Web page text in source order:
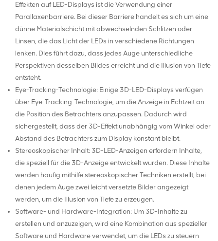
Effekten auf LED-Displays ist die Verwendung einer
Parallaxenbarriere. Bei dieser Barriere handelt es sich um eine
dünne Materialschicht mit abwechselnden Schlitzen oder
Linsen, die das Licht der LEDs in verschiedene Richtungen
lenken. Dies führt dazu, dass jedes Auge unterschiedliche
Perspektiven desselben Bildes erreicht und die Illusion von Tiefe
entsteht.
Eye-Tracking-Technologie: Einige 3D-LED-Displays verfügen
über Eye-Tracking-Technologie, um die Anzeige in Echtzeit an
die Position des Betrachters anzupassen. Dadurch wird
sichergestellt, dass der 3D-Effekt unabhängig vom Winkel oder
Abstand des Betrachters zum Display konstant bleibt.
Stereoskopischer Inhalt: 3D-LED-Anzeigen erfordern Inhalte,
die speziell für die 3D-Anzeige entwickelt wurden. Diese Inhalte
werden häufig mithilfe stereoskopischer Techniken erstellt, bei
denen jedem Auge zwei leicht versetzte Bilder angezeigt
werden, um die Illusion von Tiefe zu erzeugen.
Software- und Hardware-Integration: Um 3D-Inhalte zu
erstellen und anzuzeigen, wird eine Kombination aus spezieller
Software und Hardware verwendet, um die LEDs zu steuern